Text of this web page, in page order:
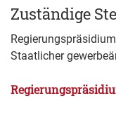
Zuständige
Staatlicher